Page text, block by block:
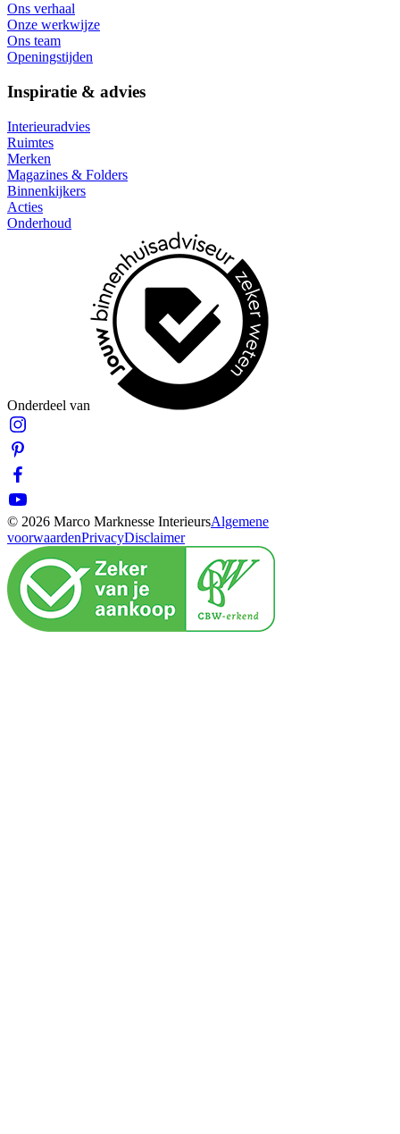
Ons verhaal
Onze werkwijze
Ons team
Openingstijden
Inspiratie & advies
Interieuradvies
Ruimtes
Merken
Magazines & Folders
Binnenkijkers
Acties
Onderhoud
Onderdeel van
© 2026 Marco Marknesse InterieursAlgemene
voorwaardenPrivacyDisclaimer